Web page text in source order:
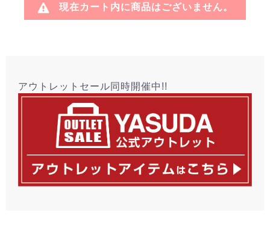
現在カート内に商品はございません。
アウトレットセール同時開催中!!